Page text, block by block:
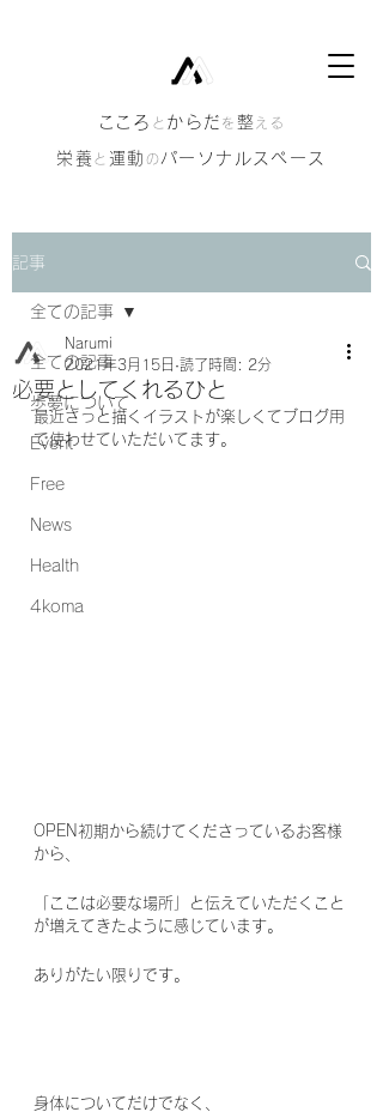
​こころ と からだ を 整 える
栄養 と 運動 のパーソナルスペース
記事
全ての記事
歩夢について
Event
Free
News
Health
4koma
全ての記事
必要としてくれるひと
Narumi
2021年3月15日 読了時間: 2分
最近さっと描くイラストが楽しくてブログ用
で使わせていただいてます。
OPEN初期から続けてくださっているお客様
から、
「ここは必要な場所」と伝えていただくこと
が増えてきたように感じています。
ありがたい限りです。
身体についてだけでなく、